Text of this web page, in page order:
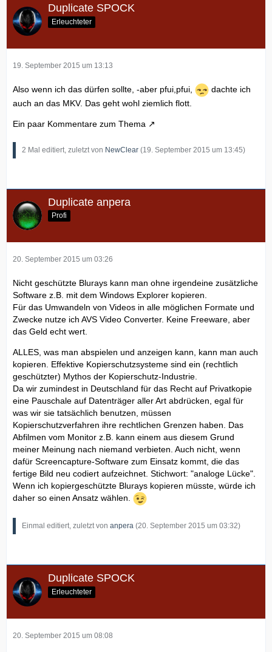
Duplicate SPOCK
Erleuchteter
19. September 2015 um 13:13
Also wenn ich das dürfen sollte, -aber pfui,pfui,
dachte ich
auch an das MKV. Das geht wohl ziemlich flott.
Ein paar Kommentare zum Thema
2 Mal editiert, zuletzt von NewClear (19. September 2015 um 13:45)
Duplicate anpera
Profi
20. September 2015 um 03:26
Nicht geschützte Blurays kann man ohne irgendeine zusätzliche
Software z.B. mit dem Windows Explorer kopieren.
Für das Umwandeln von Videos in alle möglichen Formate und
Zwecke nutze ich AVS Video Converter. Keine Freeware, aber
das Geld echt wert.
ALLES, was man abspielen und anzeigen kann, kann man auch
kopieren. Effektive Kopierschutzsysteme sind ein (rechtlich
geschützter) Mythos der Kopierschutz-Industrie.
Da wir zumindest in Deutschland für das Recht auf Privatkopie
eine Pauschale auf Datenträger aller Art abdrücken, egal für
was wir sie tatsächlich benutzen, müssen
Kopierschutzverfahren ihre rechtlichen Grenzen haben. Das
Abfilmen vom Monitor z.B. kann einem aus diesem Grund
meiner Meinung nach niemand verbieten. Auch nicht, wenn
dafür Screencapture-Software zum Einsatz kommt, die das
fertige Bild neu codiert aufzeichnet. Stichwort: "analoge Lücke".
Wenn ich kopiergeschützte Blurays kopieren müsste, würde ich
daher so einen Ansatz wählen.
Einmal editiert, zuletzt von anpera (20. September 2015 um 03:32)
Duplicate SPOCK
Erleuchteter
20. September 2015 um 08:08